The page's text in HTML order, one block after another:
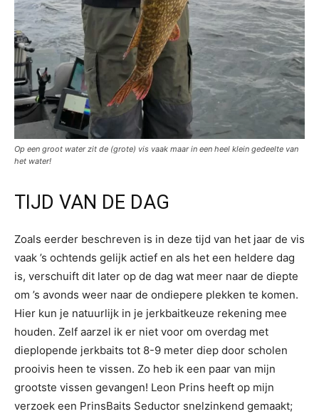
Op een groot water zit de (grote) vis vaak maar in een heel klein gedeelte van
het water!
TIJD VAN DE DAG
Zoals eerder beschreven is in deze tijd van het jaar de vis
vaak ’s ochtends gelijk actief en als het een heldere dag
is, verschuift dit later op de dag wat meer naar de diepte
om ’s avonds weer naar de ondiepere plekken te komen.
Hier kun je natuurlijk in je jerkbaitkeuze rekening mee
houden. Zelf aarzel ik er niet voor om overdag met
dieplopende jerkbaits tot 8-9 meter diep door scholen
prooivis heen te vissen. Zo heb ik een paar van mijn
grootste vissen gevangen! Leon Prins heeft op mijn
verzoek een PrinsBaits Seductor snelzinkend gemaakt;